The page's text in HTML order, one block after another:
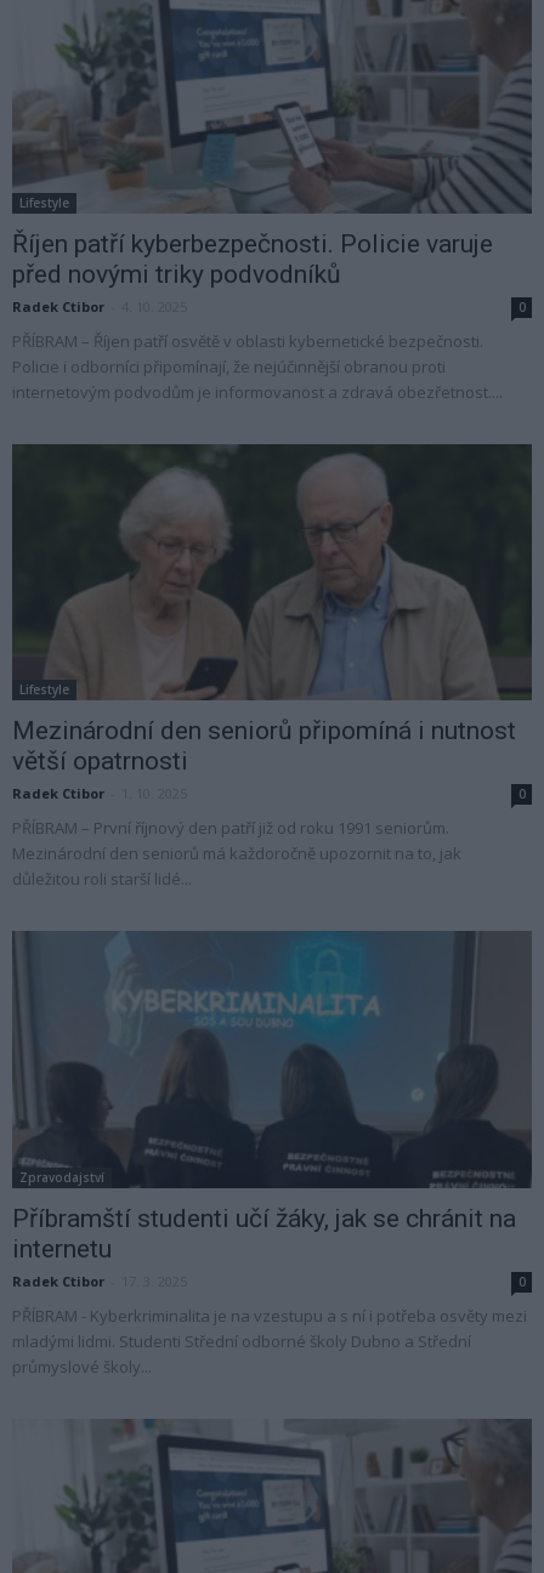
Lifestyle
Říjen patří kyberbezpečnosti. Policie varuje
před novými triky podvodníků
Radek Ctibor 0
PŘÍBRAM – Říjen patří osvětě v oblasti kybernetické bezpečnosti.
Policie i odborníci připomínají, že nejúčinnější obranou proti
internetovým podvodům je informovanost a zdravá obezřetnost....
Lifestyle
Mezinárodní den seniorů připomíná i nutnost
větší opatrnosti
Radek Ctibor 0
PŘÍBRAM – První říjnový den patří již od roku 1991 seniorům.
Mezinárodní den seniorů má každoročně upozornit na to, jak
důležitou roli starší lidé...
Zpravodajství
Příbramští studenti učí žáky, jak se chránit na
internetu
Radek Ctibor 0
PŘÍBRAM - Kyberkriminalita je na vzestupu a s ní i potřeba osvěty mezi
mladými lidmi. Studenti Střední odborné školy Dubno a Střední
průmyslové školy...